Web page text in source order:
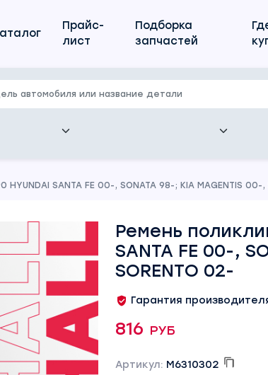
Прайс-
лист
Подборка
запчастей
SANTA FE 00-, SONATA 98-; KIA MAGENTIS 00-,
Ремень
SANTA FE 00-,
SORENTO 02-
Гарантия
816 руб
Артикул: M6310302